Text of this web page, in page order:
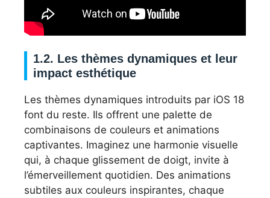
1.2. Les thèmes dynamiques et leur
impact esthétique
Les thèmes dynamiques introduits par iOS 18
font du reste. Ils offrent une palette de
combinaisons de couleurs et animations
captivantes. Imaginez une harmonie visuelle
qui, à chaque glissement de doigt, invite à
l’émerveillement quotidien. Des animations
subtiles aux couleurs inspirantes, chaque